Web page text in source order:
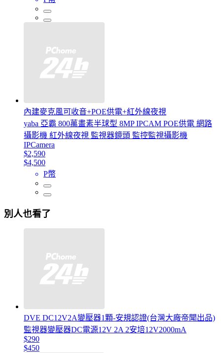
內建麥克風可收音+POE供電+紅外線夜視
yaba 亞霸 800萬畫素半球型 8MP IPCAM POE供電 網路
攝影機 紅外線夜視 監視器鏡頭 監控監視攝影機
IPCamera
$2,590
$4,500
P幣
別人也看了
DVE DC12V2A變壓器1顆-安規認證(台灣大廠帝聞出品)
監視器變壓器DC電源12V 2A 2安培12V2000mA
$290
$450